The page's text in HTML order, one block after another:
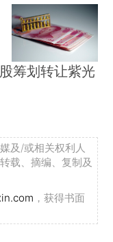
筹划转让紫光
及/或相关权利人
载、摘编、复制及
，获得书面